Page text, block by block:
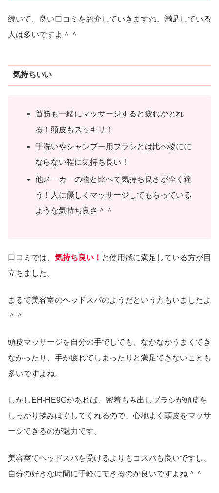
続いて、良い口コミを紹介していきますね。満足している
人は多いですよ＾＾
気持ちいい
首筋も一緒にマッサージすると疲れがとれ
る！頭皮もスッキリ！
手洗いやシャンプー用ブラシとは比べ物にに
ならない程に気持ち良い！
他メーカーの物と比べて気持ち良さが全く違
う！人に優しくマッサージしてもらっている
ような気持ち良さ＾＾
口コミでは、 気持ち良い！ と使用感に満足している方が目
立ちました。
まるで美容室のヘッドスパのようだという方もいましたよ
＾＾
頭皮マッサージを自分の手でしても、なかなかうまくでき
なかったり、手が疲れてしまったりと満足できないことも
多いですよね。
しかしEH-HE9Gがあれば、密着もみ出しブラシが頭皮を
しっかり揉みほぐしてくれるので、心地よく頭皮をマッサ
ージできるのが魅力です。
美容室でヘッドスパを受けるよりもコスパも良いですし、
自分の好きな時間に手軽にできるのが良いですよね＾＾